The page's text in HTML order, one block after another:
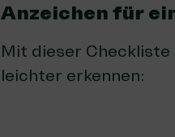
Anzeichen für
Mit dieser
leichter erkennen: